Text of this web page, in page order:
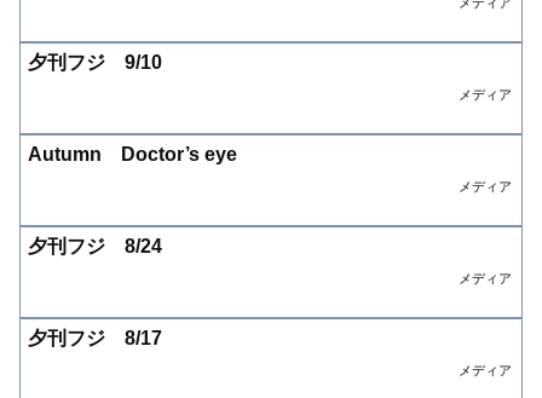
夕刊フジ 9/10
メディア
Autumn Doctor’s eye
メディア
夕刊フジ 8/24
メディア
夕刊フジ 8/17
メディア